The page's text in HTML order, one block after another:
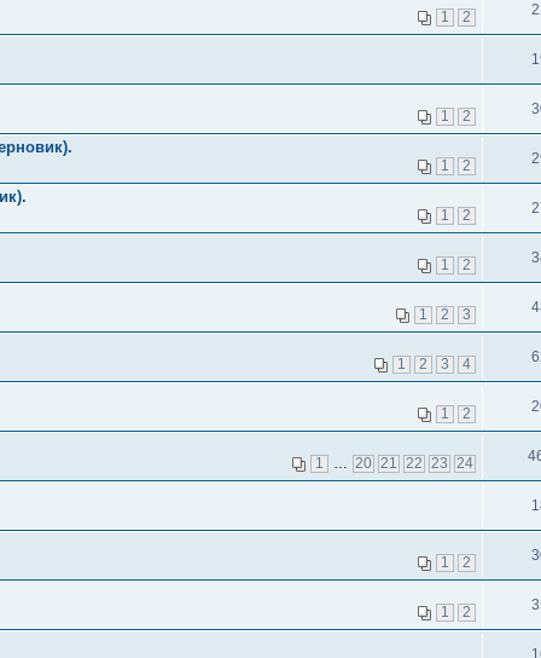
1 2
1 2
1 2
1 2
1 2
1 2 3
1 2 3 4
1 2
1 … 20 21 22 23 24
1 2
1 2